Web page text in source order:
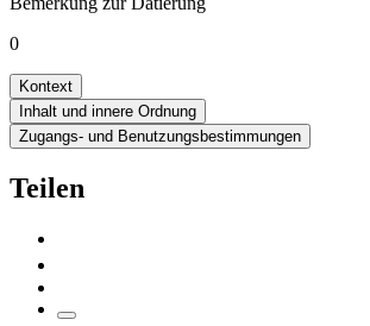
0
Kontext
Inhalt und innere Ordnung
Zugangs- und Benutzungsbestimmungen
Teilen